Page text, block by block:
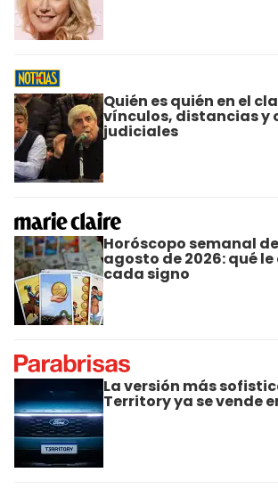
Quién es quién en el
vínculos, distancias y
judiciales
Horóscopo semanal
agosto de 2026: qué le
cada signo
La versión más
Territory ya se vende